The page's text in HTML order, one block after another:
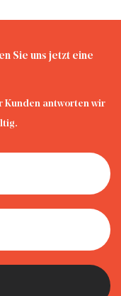
Sie uns jetzt eine
Kunden antworten wir